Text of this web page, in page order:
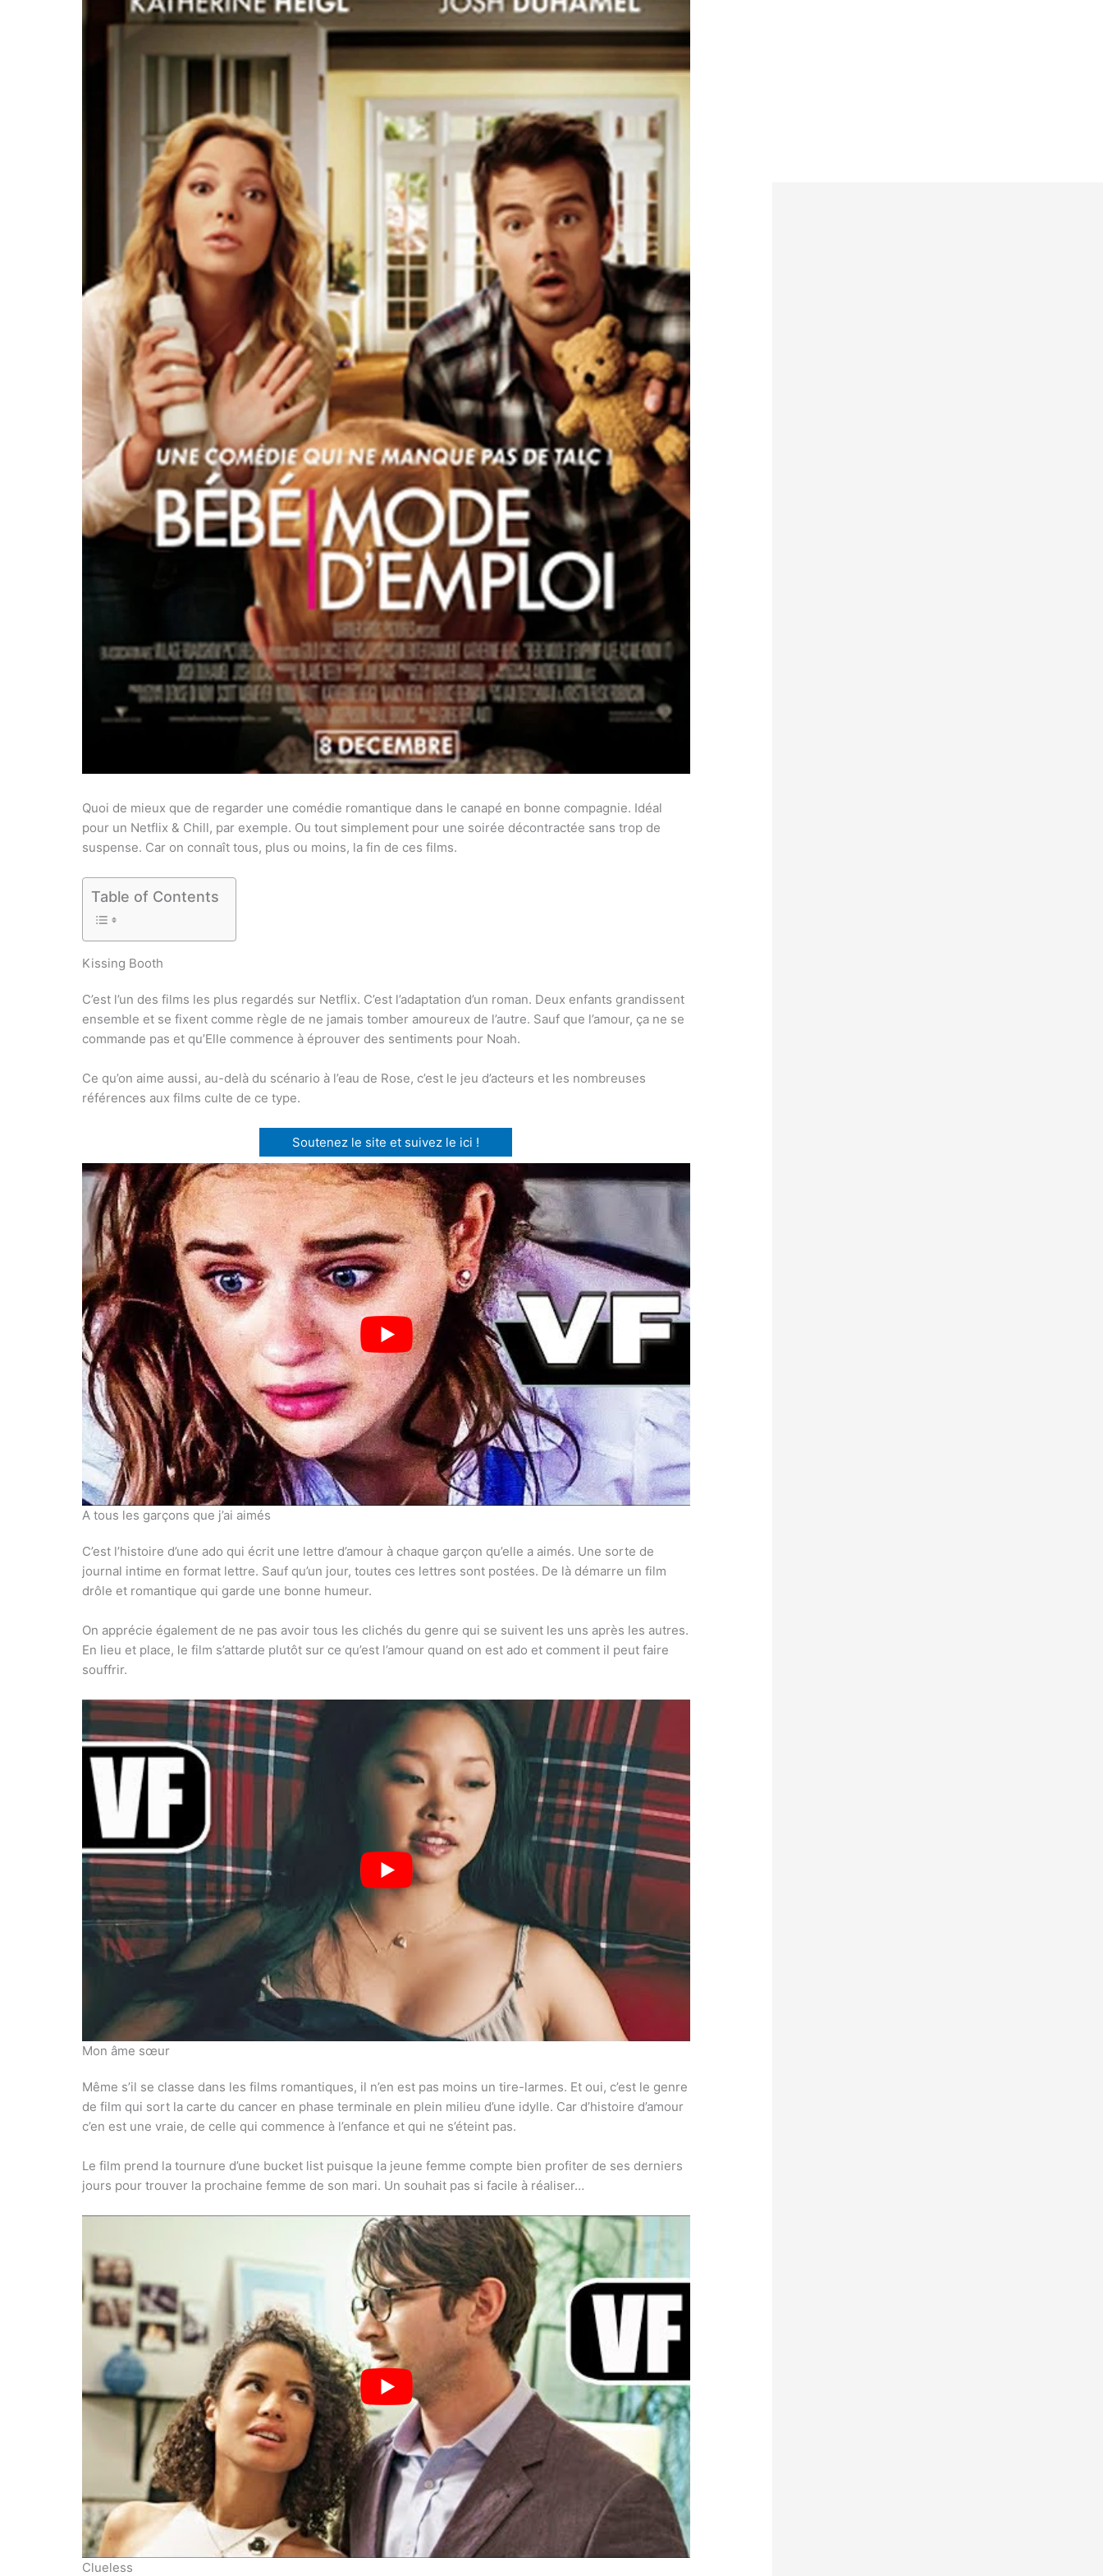
Quoi de mieux que de regarder une comédie romantique dans le canapé en bonne compagnie. Idéal
pour un Netflix & Chill, par exemple. Ou tout simplement pour une soirée décontractée sans trop de
suspense. Car on connaît tous, plus ou moins, la fin de ces films.
Table of Contents
Kissing Booth
C’est l’un des films les plus regardés sur Netflix. C’est l’adaptation d’un roman. Deux enfants grandissent
ensemble et se fixent comme règle de ne jamais tomber amoureux de l’autre. Sauf que l’amour, ça ne se
commande pas et qu’Elle commence à éprouver des sentiments pour Noah.
Ce qu’on aime aussi, au-delà du scénario à l’eau de Rose, c’est le jeu d’acteurs et les nombreuses
références aux films culte de ce type.
Soutenez le site et suivez le ici !
A tous les garçons que j’ai aimés
C’est l’histoire d’une ado qui écrit une lettre d’amour à chaque garçon qu’elle a aimés. Une sorte de
journal intime en format lettre. Sauf qu’un jour, toutes ces lettres sont postées. De là démarre un film
drôle et romantique qui garde une bonne humeur.
On apprécie également de ne pas avoir tous les clichés du genre qui se suivent les uns après les autres.
En lieu et place, le film s’attarde plutôt sur ce qu’est l’amour quand on est ado et comment il peut faire
souffrir.
Mon âme sœur
Même s’il se classe dans les films romantiques, il n’en est pas moins un tire-larmes. Et oui, c’est le genre
de film qui sort la carte du cancer en phase terminale en plein milieu d’une idylle. Car d’histoire d’amour
c’en est une vraie, de celle qui commence à l’enfance et qui ne s’éteint pas.
Le film prend la tournure d’une bucket list puisque la jeune femme compte bien profiter de ses derniers
jours pour trouver la prochaine femme de son mari. Un souhait pas si facile à réaliser…
Clueless